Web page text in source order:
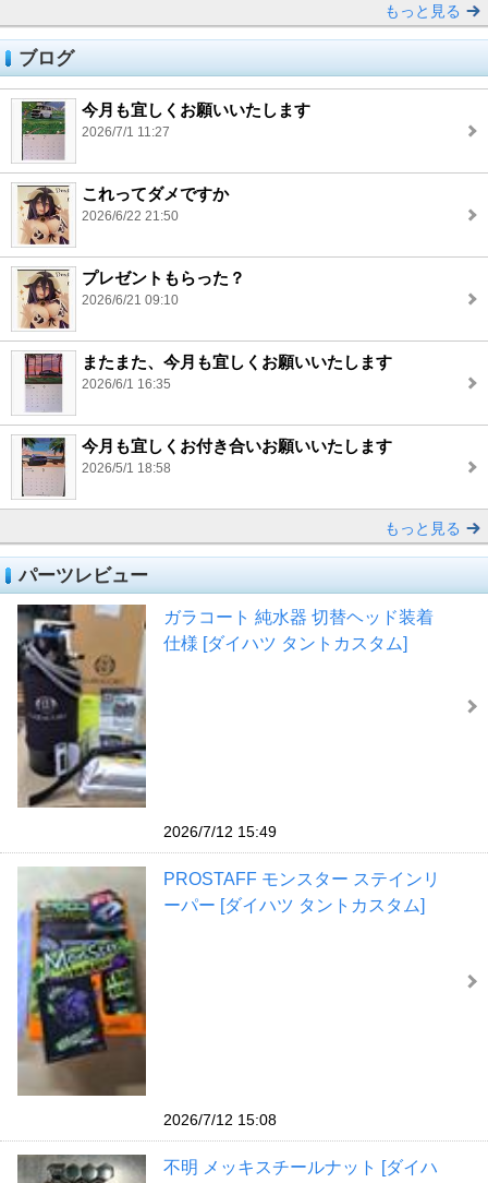
もっと見る
ブログ
今月も宜しくお願いいたします
2026/7/1 11:27
これってダメですか
2026/6/22 21:50
プレゼントもらった？
2026/6/21 09:10
またまた、今月も宜しくお願いいたします
2026/6/1 16:35
今月も宜しくお付き合いお願いいたします
2026/5/1 18:58
もっと見る
パーツレビュー
ガラコート 純水器 切替ヘッド装着
仕様 [ダイハツ タントカスタム]
2026/7/12 15:49
PROSTAFF モンスター ステインリ
ーパー [ダイハツ タントカスタム]
2026/7/12 15:08
不明 メッキスチールナット [ダイハ